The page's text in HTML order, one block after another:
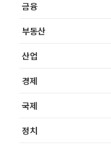
금융
부동산
산업
경제
국제
정치